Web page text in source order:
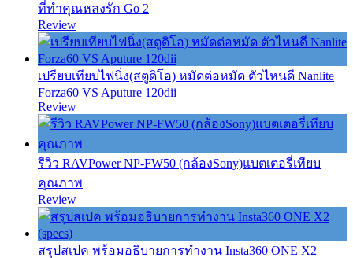
ที่ทำคุณหลงรัก Go 2
Review
เปรียบเทียบไฟนิ่ง(สตูดิโอ) หมัดต่อหมัด ตัวไหนดี Nanlite
Forza60 VS Aputure 120dii
Review
รีวิว RAVPower NP-FW50 (กล้องSony)แบตเตอรี่เทียบ
คุณภาพ
Review
สรุปสเปค พร้อมอธิบายการทำงาน Insta360 ONE X2